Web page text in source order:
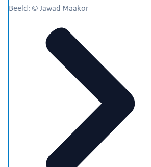
Beeld: © Jawad Maakor